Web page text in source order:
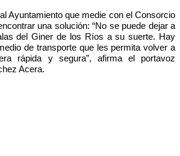
Ayuntamiento que medie con el Consorcio
una solución: “No se puede dejar a
del Giner de los Ríos a su suerte. Hay
de transporte que les permita volver a
rápida y segura”, afirma el portavoz
Acera.